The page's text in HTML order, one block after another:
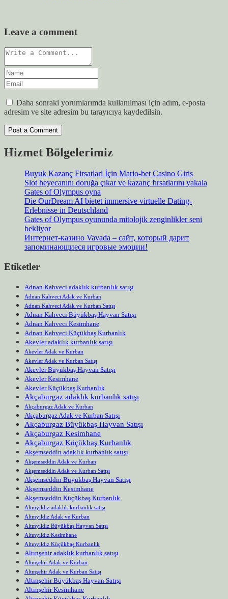
Leave a comment
Daha sonraki yorumlarımda kullanılması için adım, e-posta
adresim ve site adresim bu tarayıcıya kaydedilsin.
Hizmet Bölgelerimiz
Buyuk Kazanç Firsatlari İçin Mario-bet Casino Giris
Slot heyecanını doruğa çıkar ve kazanç fırsatlarını yakala
Gates of Olympus oyna
Die OurDream AI bietet immersive virtuelle Dating-
Erlebnisse in Deutschland
Gates of Olympus oyununda mitolojik zenginlikler seni
bekliyor
Интернет-казино Vavada – сайт, который дарит
запоминающиеся игровые эмоции!
Etiketler
Adnan Kahveci adaklık kurbanlık satışı
Adnan Kahveci Adak ve Kurban
Adnan Kahveci Adak ve Kurban Satışı
Adnan Kahveci Büyükbaş Hayvan Satışı
Adnan Kahveci Kesimhane
Adnan Kahveci Küçükbaş Kurbanlık
Akevler adaklık kurbanlık satışı
Akevler Adak ve Kurban
Akevler Adak ve Kurban Satışı
Akevler Büyükbaş Hayvan Satışı
Akevler Kesimhane
Akevler Küçükbaş Kurbanlık
Akçaburgaz adaklık kurbanlık satışı
Akçaburgaz Adak ve Kurban
Akçaburgaz Adak ve Kurban Satışı
Akçaburgaz Büyükbaş Hayvan Satışı
Akçaburgaz Kesimhane
Akçaburgaz Küçükbaş Kurbanlık
Akşemseddin adaklık kurbanlık satışı
Akşemseddin Adak ve Kurban
Akşemseddin Adak ve Kurban Satışı
Akşemseddin Büyükbaş Hayvan Satışı
Akşemseddin Kesimhane
Akşemseddin Küçükbaş Kurbanlık
Altınyıldız adaklık kurbanlık satışı
Altınyıldız Adak ve Kurban
Altınyıldız Büyükbaş Hayvan Satışı
Altınyıldız Kesimhane
Altınyıldız Küçükbaş Kurbanlık
Altınşehir adaklık kurbanlık satışı
Altınşehir Adak ve Kurban
Altınşehir Adak ve Kurban Satışı
Altınşehir Büyükbaş Hayvan Satışı
Altınşehir Kesimhane